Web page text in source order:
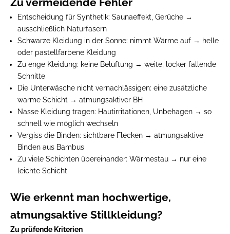
Entscheidung für Synthetik: Saunaeffekt, Gerüche →
ausschließlich Naturfasern
Schwarze Kleidung in der Sonne: nimmt Wärme auf → helle
oder pastellfarbene Kleidung
Zu enge Kleidung: keine Belüftung → weite, locker fallende
Schnitte
Die Unterwäsche nicht vernachlässigen: eine zusätzliche
warme Schicht → atmungsaktiver BH
Nasse Kleidung tragen: Hautirritationen, Unbehagen → so
schnell wie möglich wechseln
Vergiss die Binden: sichtbare Flecken → atmungsaktive
Binden aus Bambus
Zu viele Schichten übereinander: Wärmestau → nur eine
leichte Schicht
Wie erkennt man hochwertige,
atmungsaktive Stillkleidung?
Zu prüfende Kriterien